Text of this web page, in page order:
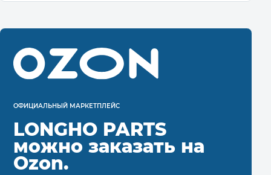
ОФИЦИАЛЬНЫЙ МАРКЕТПЛЕЙС
LONGHO PARTS
можно заказать на
Ozon.